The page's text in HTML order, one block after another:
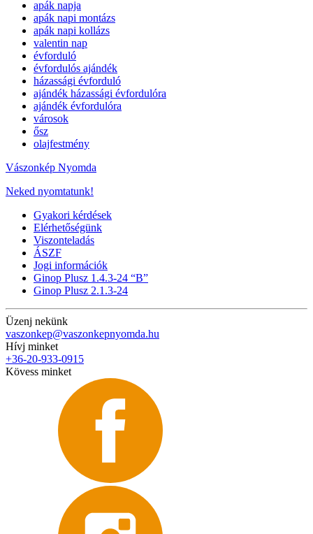
apák napja
apák napi montázs
apák napi kollázs
valentin nap
évforduló
évfordulós ajándék
házassági évforduló
ajándék házassági évfordulóra
ajándék évfordulóra
városok
ősz
olajfestmény
Vászonkép Nyomda
Neked nyomtatunk!
Gyakori kérdések
Elérhetőségünk
Viszonteladás
ÁSZF
Jogi információk
Ginop Plusz 1.4.3-24 “B”
Ginop Plusz 2.1.3-24
Üzenj nekünk
vaszonkep@vaszonkepnyomda.hu
Hívj minket
+36-20-933-0915
Kövess minket